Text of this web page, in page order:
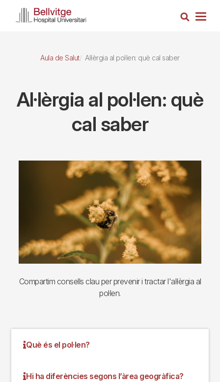
Cerca
Aula de Salut Al·lèrgia al pol·len: què cal saber
Al·lèrgia al pol·len: què
cal saber
Compartim consells clau per prevenir i tractar l'al·lèrgia al
pol·len.
Què és el pol·len?
Hi ha diferències segons l’àrea geogràfica?